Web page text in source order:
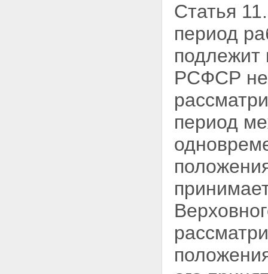
Статья
период
подлежит
РСФСР
период